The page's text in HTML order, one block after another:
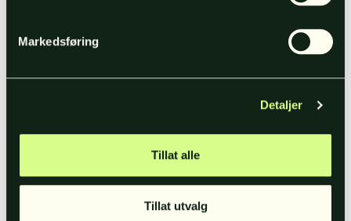
Markedsføring
Detaljer
Tillat alle
Tillat utvalg
kan AI gi et generelt svar om prisnivåer.
kampanje dukker din annonse opp rett
Annonser i AI-svar
AI-sammendragene. Dette er lansert i